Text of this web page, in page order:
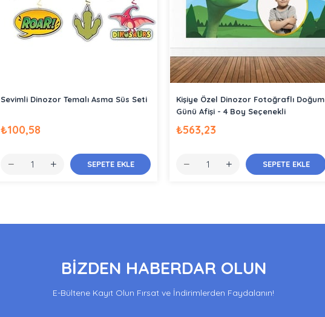
Sevimli Dinozor Temalı Asma Süs Seti
₺100,58
SEPETE EKLE
Kişiye Özel Dinozor Fotoğraflı Doğum
Günü Afişi - 4 Boy Seçenekli
₺563,23
SEPETE EKLE
BİZDEN HABERDAR OLUN
E-Bültene Kayıt Olun Fırsat ve İndirimlerden Faydalanın!